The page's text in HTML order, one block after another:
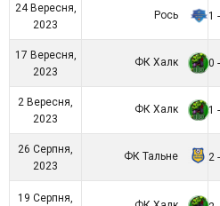
24 Вересня,
2023
Рось 1
17 Вересня,
2023
ФК Халк 0
2 Вересня,
2023
ФК Халк 1
26 Серпня,
2023
ФК Тальне 2
19 Серпня,